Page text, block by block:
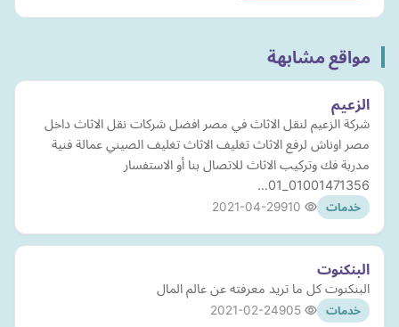
مواقع مشابهة
الزعيم
شركة الزعيم لنقل الاثاث في مصر افضل شركات نقل الاثاث داخل
مصر اوناش لرفع الاثاث تغليف الاثاث تغليف الصيني عمالة فنية
مدربة فك وتركيب الاثاث للاتصال بنا أو الاستفسار
01001471356_01…
خدمات 2021-04-29
البنكنوت
البنكنوت كل ما تريد معرفته عن عالم المال
خدمات 2021-02-24